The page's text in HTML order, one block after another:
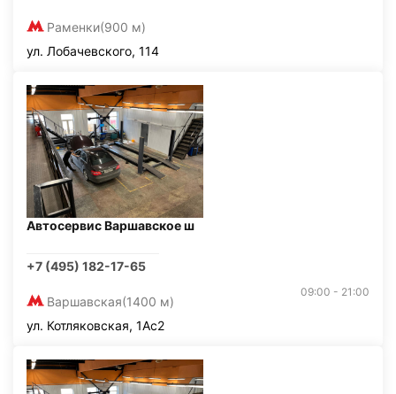
Раменки(900 м)
ул. Лобачевского, 114
Автосервис Варшавское ш
+7 (495) 182-17-65
Варшавская(1400 м)
09:00 - 21:00
ул. Котляковская, 1Ас2